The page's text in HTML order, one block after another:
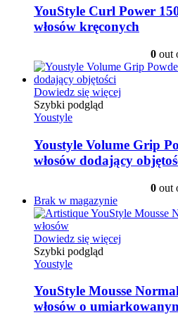
YouStyle Curl Power
włosów kręconych
0out
Dowiedz się więcej
Szybki podgląd
Youstyle
Youstyle Volume Grip
włosów dodający
0out
Brak w magazynie
Dowiedz się więcej
Szybki podgląd
Youstyle
YouStyle Mousse
włosów o